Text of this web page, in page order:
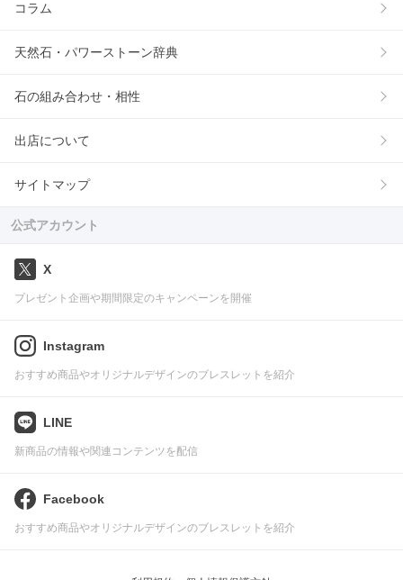
コラム
天然石・パワーストーン辞典
石の組み合わせ・相性
出店について
サイトマップ
公式アカウント
X
プレゼント企画や期間限定のキャンペーンを開催
Instagram
おすすめ商品やオリジナルデザインのブレスレットを紹介
LINE
新商品の情報や関連コンテンツを配信
Facebook
おすすめ商品やオリジナルデザインのブレスレットを紹介